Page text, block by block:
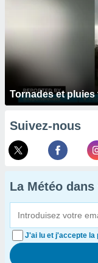
Tornades et pluies
Suivez-nous
La Météo
J'ai lu et j'accepte la